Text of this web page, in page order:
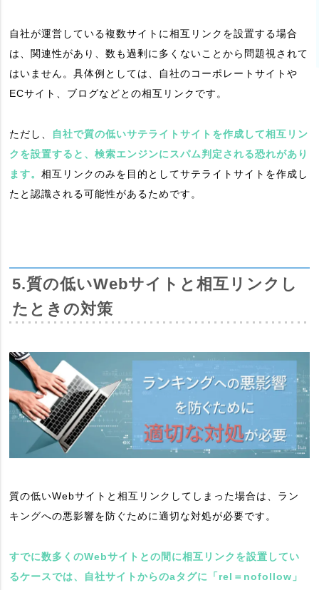
自社が運営している複数サイトに相互リンクを設置する場合
は、関連性があり、数も過剰に多くないことから問題視されて
はいません。具体例としては、自社のコーポレートサイトや
ECサイト、ブログなどとの相互リンクです。
ただし、
自社で質の低いサテライトサイトを作成して相互リン
クを設置すると、検索エンジンにスパム判定される恐れがあり
ます。相互リンクのみを目的としてサテライトサイトを作成し
たと認識される可能性があるためです。
5.質の低いWebサイトと相互リンクし
たときの対策
質の低いWebサイトと相互リンクしてしまった場合は、ラン
キングへの悪影響を防ぐために適切な対処が必要です。
すでに数多くのWebサイトとの間に相互リンクを設置してい
るケースでは、自社サイトからのaタグに「rel＝nofollow」